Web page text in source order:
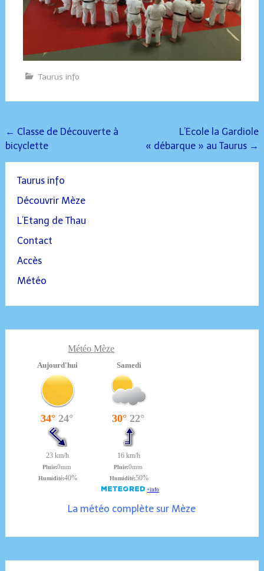
Taurus info
Post
navigation
← Classe de Découverte à
bicyclette
L’Ecole la Gardiole
« débarque » au Taurus →
Taurus info
Découvrir Mèze
L’Etang de Thau
Contact
Accès
Météo
Météo Mèze
La météo complète sur Mèze